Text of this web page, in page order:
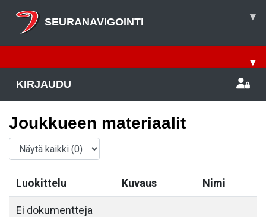
SEURANAVIGOINTI ▾
▾
KIRJAUDU
Joukkueen materiaalit
Luokittelu Kuvaus Nimi
Ei dokumentteja